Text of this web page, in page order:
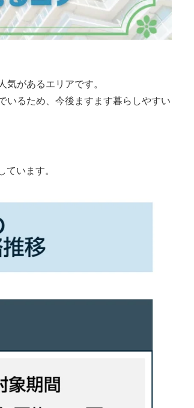
があるエリアです。
いるため、今後ますます暮らしやすい
います。